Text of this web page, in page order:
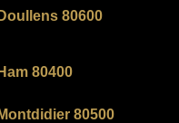
Doullens 80600
Ham 80400
Montdidier 80500